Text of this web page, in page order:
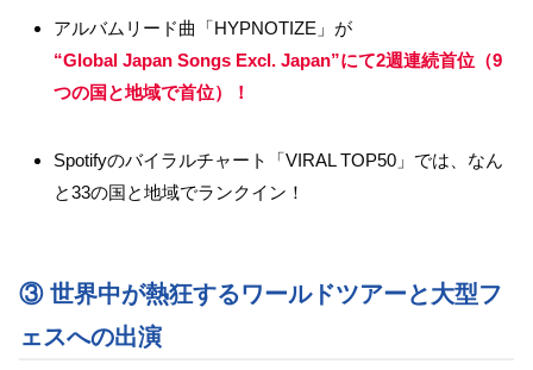
アルバムリード曲「HYPNOTIZE」が
“Global Japan Songs Excl. Japan”にて2週連続首位（9
つの国と地域で首位）！
Spotifyのバイラルチャート「VIRAL TOP50」では、なん
と33の国と地域でランクイン！
③ 世界中が熱狂するワールドツアーと大型フ
ェスへの出演